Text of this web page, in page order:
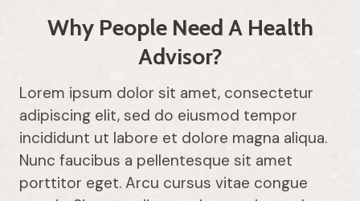
Why People Need A Health
Advisor?
Lorem ipsum dolor sit amet, consectetur
adipiscing elit, sed do eiusmod tempor
incididunt ut labore et dolore magna aliqua.
Nunc faucibus a pellentesque sit amet
porttitor eget. Arcu cursus vitae congue